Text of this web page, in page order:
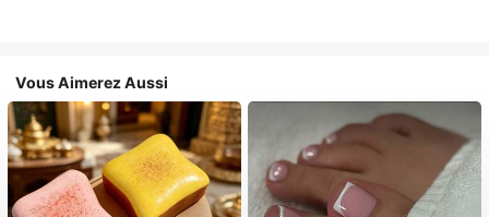
Vous Aimerez Aussi